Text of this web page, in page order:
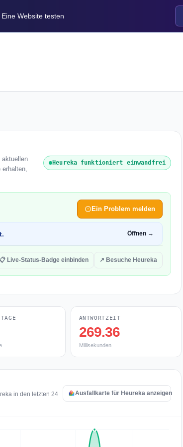
Eine Website testen
aktuellen
erhalten,
Heureka funktioniert einwandfrei
Ein Problem melden
Öffnen →
📋 Live-Status-Badge einbinden ↗ Besuche Heureka
ANTWORTZEIT
269.36
Millisekunden
in den letzten 24
Ausfallkarte für Heureka anzeigen